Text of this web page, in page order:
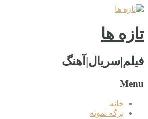
تازه ها
فیلم|سریال|آهنگ
Menu
خانه
برگه نمونه